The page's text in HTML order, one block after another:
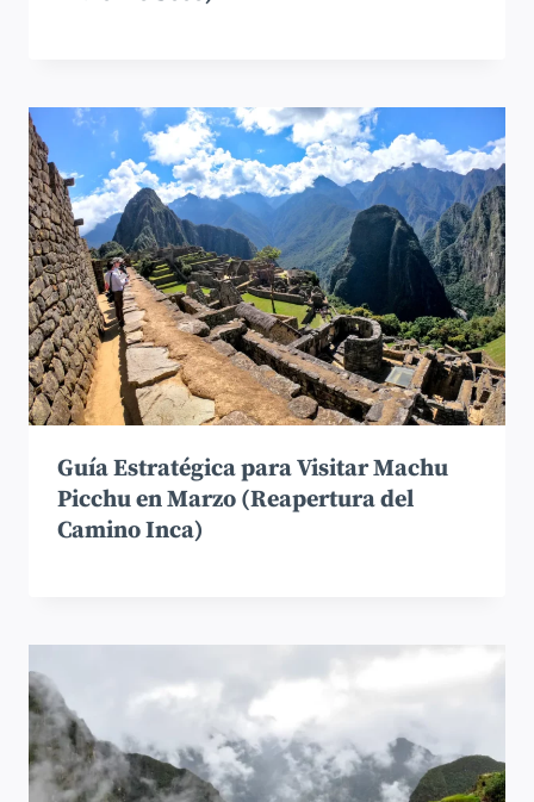
Guía Estratégica para Visitar Machu
Picchu en Marzo (Reapertura del
Camino Inca)